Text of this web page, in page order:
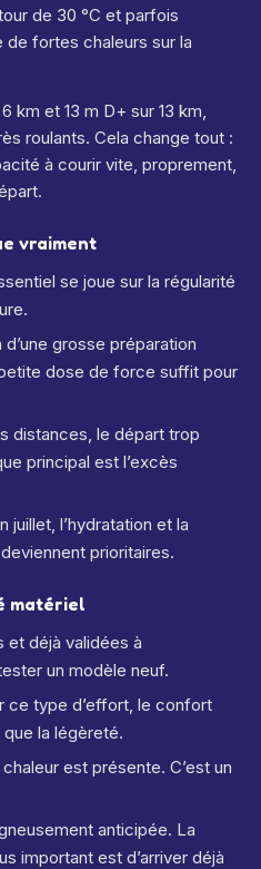
de 30 °C et parfois
de fortes chaleurs sur la
km et 13 m D+ sur 13 km,
roulants. Cela change tout :
à courir vite, proprement,
vraiment
se joue sur la régularité
grosse préparation
dose de force suffit pour
distances, le départ trop
principal est l’excès
juillet, l’hydratation et la
prioritaires.
matériel
et déjà validées à
un modèle neuf.
ce type d’effort, le confort
la légèreté.
est présente. C’est un
anticipée. La
important est d’arriver déjà